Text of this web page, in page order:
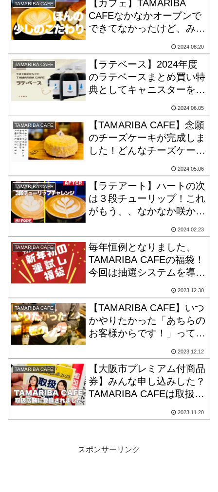
ドリップで勝負ってことだ
な！
TAMARIBA CAFE
【カフェ】TAMARIBA
CAFEなかなかオープンで
できてなかったけど、みん
です。やっぱり。
2024.08.20
TAMARIBA CAFE
【ラテベース】2024年度
のラテベースまとめ買い特
典としてキャニスターを作
2024.06.05
TAMARIBA CAFE
【TAMARIBA CAFE】念願
のチーズケーキが完成しま
した！どんなチーズケーキ
とネーミングセンスある人
いません？
2024.05.06
TAMARIBA CAFE
【ラテアート】ハートの次
は３段チューリップ！これ
がもう、、なかなか咲かな
2024.02.23
TAMARIBA CAFE
毎年恒例となりました、
TAMARIBA CAFEの福袋！
今回は抽選システムを導入
2023.12.30
TAMARIBA CAFE
【TAMARIBA CAFE】いつ
かやりたかった「あちらの
お客様からです！」ってや
足してます♪
2023.12.12
TAMARIBA CAFE
【大阪市プレミアム付商品
券】みんな申し込みした？
TAMARIBA CAFEは取扱店
2023.11.20
スポンサーリンク